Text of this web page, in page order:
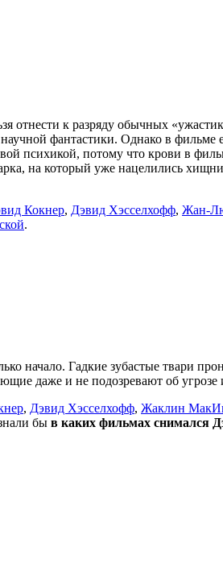
отнести к разряду обычных
фантастики. Однако в
психикой, потому что крови в
на который уже нацелились
Кокнер, Дэвид Хэсселхофф, Жан-
.
начало. Гадкие зубастые твари
даже и не подозревают об
, Дэвид Хэсселхофф, Жаклин
бы в каких фильмах снимался